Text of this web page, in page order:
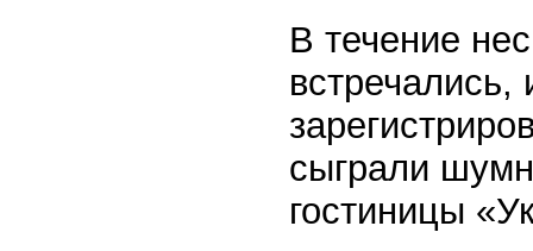
В течение
встречались,
сыграли
гостиницы